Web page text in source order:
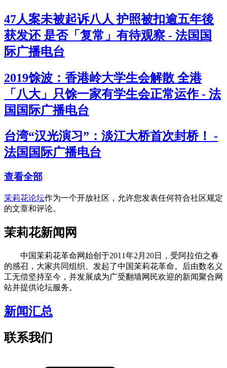
47人案未被起诉八人 护照被扣逾五年後
获发还 是否「复常」有待观察 - 法国国
际广播电台
2019馀波：香港岭大学生会解散 全港
「八大」只馀一家有学生会正常运作 - 法
国国际广播电台
台湾“汉光演习”：淡江大桥首次封桥！ -
法国国际广播电台
查看全部
茉莉花论坛作为一个开放社区，允许您发表任何符合社区规定
的文章和评论。
茉莉花新闻网
中国茉莉花革命网始创于2011年2月20日，受阿拉伯之春
的感召，大家共同组织、发起了中国茉莉花革命。后由数名义
工无偿坚持至今，并发展成为广受翻墙网民欢迎的新闻聚合网
站并提供论坛服务。
新闻汇总
联系我们